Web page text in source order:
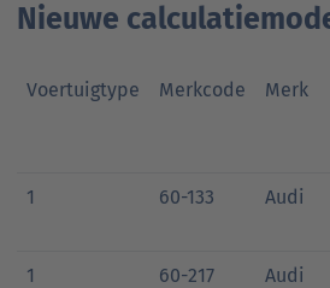
Nieuwe
Voertuigtype Merkcode Merk
1 60-133 Audi
1 60-217 Audi